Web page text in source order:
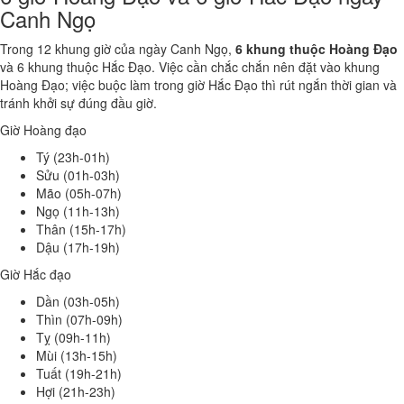
Canh Ngọ
Trong 12 khung giờ của ngày Canh Ngọ, 6 khung thuộc Hoàng Đạo
và 6 khung thuộc Hắc Đạo. Việc cần chắc chắn nên đặt vào khung
Hoàng Đạo; việc buộc làm trong giờ Hắc Đạo thì rút ngắn thời gian và
tránh khởi sự đúng đầu giờ.
Giờ Hoàng đạo
Tý (23h-01h)
Sửu (01h-03h)
Mão (05h-07h)
Ngọ (11h-13h)
Thân (15h-17h)
Dậu (17h-19h)
Giờ Hắc đạo
Dần (03h-05h)
Thìn (07h-09h)
Tỵ (09h-11h)
Mùi (13h-15h)
Tuất (19h-21h)
Hợi (21h-23h)